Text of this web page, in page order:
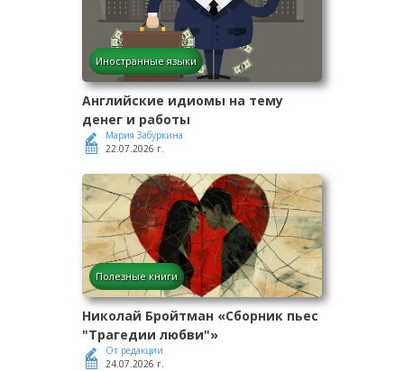
Иностранные языки
Английские идиомы на тему
денег и работы
Мария Забуркина
22.07.2026 г.
Полезные книги
Николай Бройтман «Сборник пьес
"Трагедии любви"»
От редакции
24.07.2026 г.